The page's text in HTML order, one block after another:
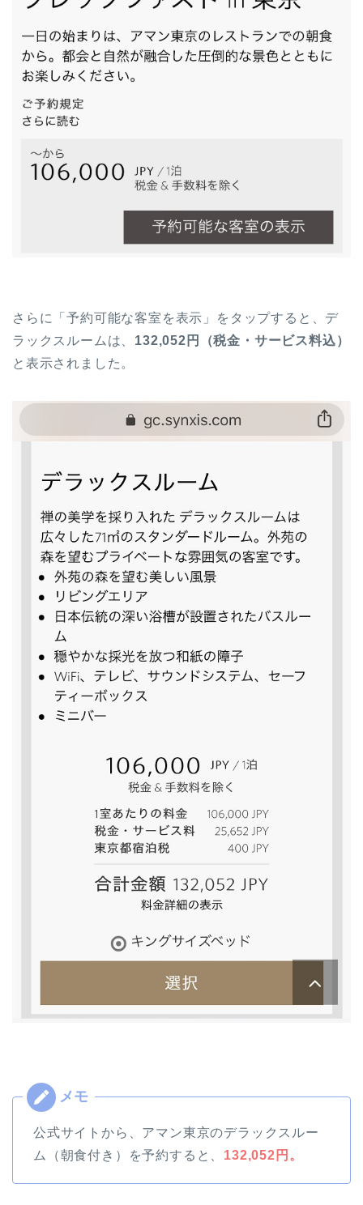
さらに「予約可能な客室を表示」をタップすると、デ
ラックスルームは、 132,052円（税金・サービス料込）
と表示されました。
公式サイトから、アマン東京のデラックスルー
ム（朝食付き）を予約すると、 132,052円。